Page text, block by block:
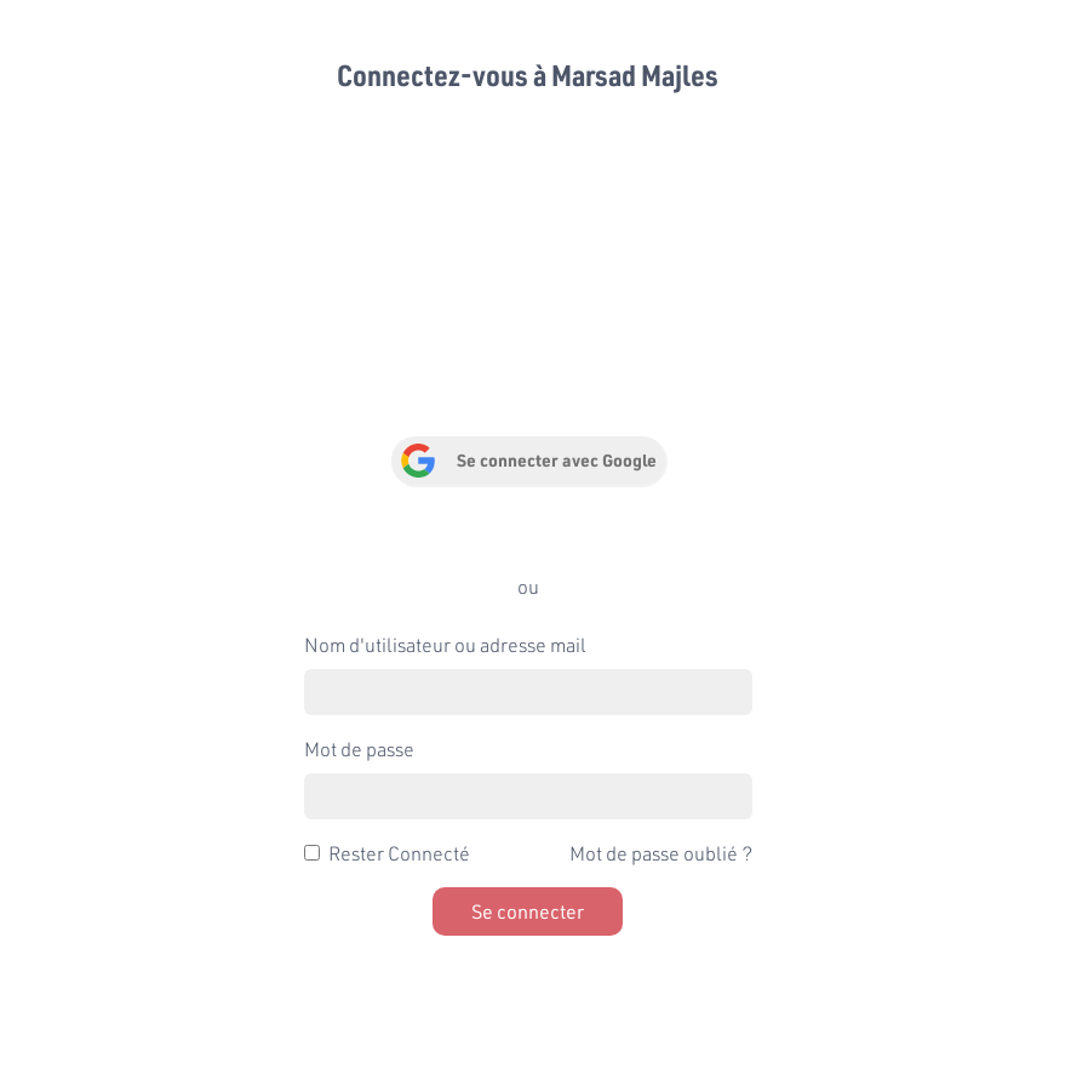
Connectez-vous à Marsad Majles
Se connecter avec Google
ou
Nom d'utilisateur ou adresse mail
Mot de passe
Rester Connecté Mot de passe oublié ?